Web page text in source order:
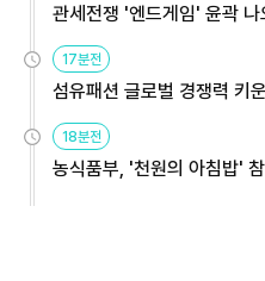
관세전쟁 '엔드게임' 윤곽
용해야
17분전
섬유패션 글로벌 경쟁력 키
원
18분전
농식품부, '천원의 아침밥'